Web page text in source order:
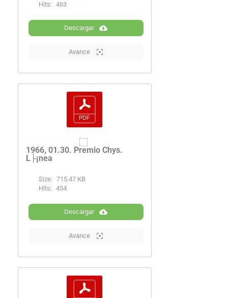
Hits: 463
Descargar
Avance
1966, 01.30. Premio Chys.
L├¡nea
Size: 715.47 KB
Hits: 454
Descargar
Avance